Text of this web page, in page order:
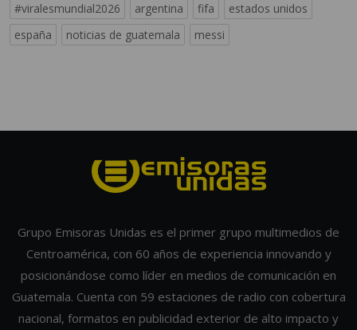
#viralesmundial2026
argentina fifa
estados unidos
españa
noticias de guatemala messi
Grupo Emisoras Unidas es el primer grupo multimedios de
Centroamérica, con 60 años de experiencia innovando y
posicionándose como líder en medios de comunicación en
Guatemala. Cuenta con 59 estaciones de radio con cobertura
nacional, formatos en publicidad exterior de alto impacto y